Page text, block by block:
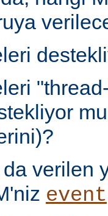
verilen
event